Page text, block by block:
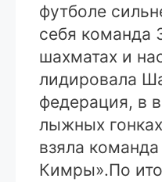
футболе
себя команда
шахматах и
лидировала
федерация, в
лыжных
взяла
Кимры».По